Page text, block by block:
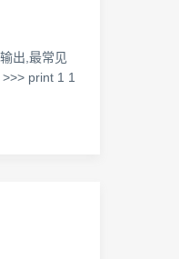
出,最常见
print 1 1